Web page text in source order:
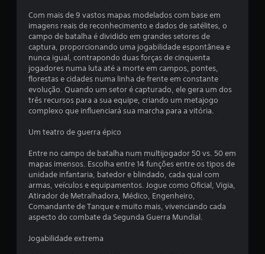
f
a
ç
e
s
Com mais de 9 vastos mapas modelados com base em
imagens reais de reconhecimento e dados de satélites, o
campo de batalha é dividido em grandes setores de
captura, proporcionando uma jogabilidade espontânea e
nunca igual, contrapondo duas forças de cinquenta
jogadores numa luta até a morte em campos, pontes,
florestas e cidades numa linha de frente em constante
evolução. Quando um setor é capturado, ele gera um dos
três recursos para a sua equipe, criando um metajogo
complexo que influenciará sua marcha para a vitória.
Um teatro de guerra épico
Entre no campo de batalha num multijogador 50 vs. 50 em
mapas imensos. Escolha entre 14 funções entre os tipos de
unidade infantaria, batedor e blindado, cada qual com
armas, veículos e equipamentos. Jogue como Oficial, Vigia,
Atirador de Metralhadora, Médico, Engenheiro,
Comandante de Tanque e muito mais, vivenciando cada
aspecto do combate da Segunda Guerra Mundial.
Jogabilidade extrema